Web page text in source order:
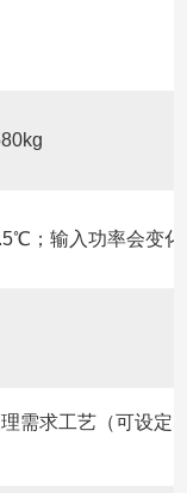
；输入功率会变化
需求工艺（可设定